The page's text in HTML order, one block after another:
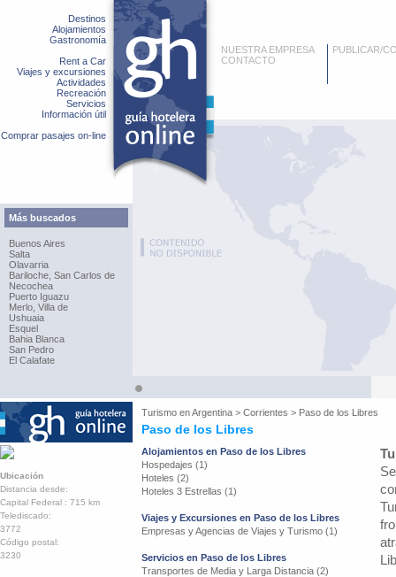
Destinos
Alojamientos
Gastronomía
Rent a Car
Viajes y excursiones
Actividades
Recreación
Servicios
Información útil
Comprar pasajes on-line
Más buscados
Buenos Aires
Salta
Olavarria
Bariloche, San Carlos de
Necochea
Puerto Iguazu
Merlo, Villa de
Ushuaia
Esquel
Bahia Blanca
San Pedro
El Calafate
NUESTRA EMPRESA
CONTACTO
PUBLICAR/
Turismo enArgentina > Corrientes > Paso de los Libres
Paso de los Libres
Ubicación
Distancia desde:
Capital Federal : 715 km
Telediscado:
3772
Código postal:
3230
Alojamientos en Paso de los Libres
Hospedajes (1)
Hoteles (2)
Hoteles 3 Estrellas (1)
Viajes y Excursiones en Paso de los Libres
Empresas y Agencias de Viajes y Turismo (1)
Servicios en Paso de los Libres
Transportes de Media y Larga Distancia (2)